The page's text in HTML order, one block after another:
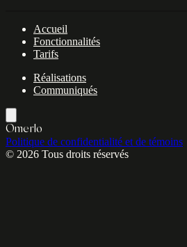
Accueil
Fonctionnalités
Tarifs
Réalisations
Communiqués
Omerlo
Politique de confidentialité et de témoins
© 2026 Tous droits réservés